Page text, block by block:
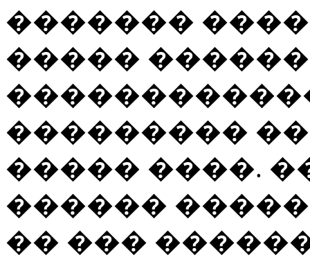
�������
�����
���������
����� ����.
������
�� ���